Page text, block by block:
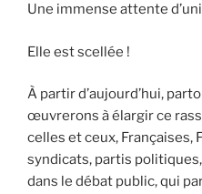
Une immense attente
Elle est scellée !
À partir d’aujourd’hui,
œuvrerons à élargir ce
celles et ceux, Françaises,
syndicats, partis
dans le débat public, qui